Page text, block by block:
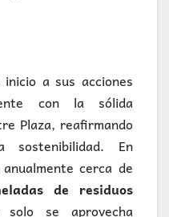
a sus acciones
con la sólida
Plaza, reafirmando
sostenibilidad. En
cerca de
de residuos
se aprovecha